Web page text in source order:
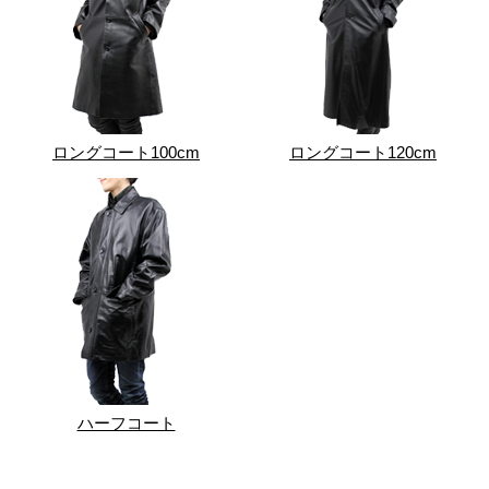
ロングコート100cm ロングコート120cm
ハーフコート